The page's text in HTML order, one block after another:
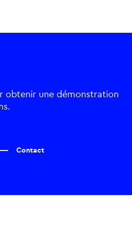
obtenir une démonstration
Contact